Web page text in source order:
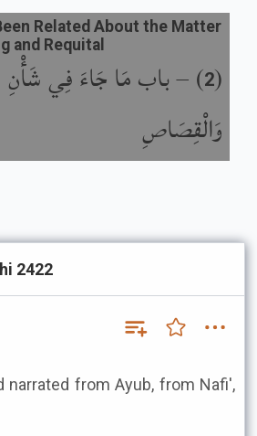
(
2
) –باب مَا جَاءَ فِي
وَالْقِصَاصِ
Related About the Matter
and Requital
2422
narrated from Ayub, from Nafi',